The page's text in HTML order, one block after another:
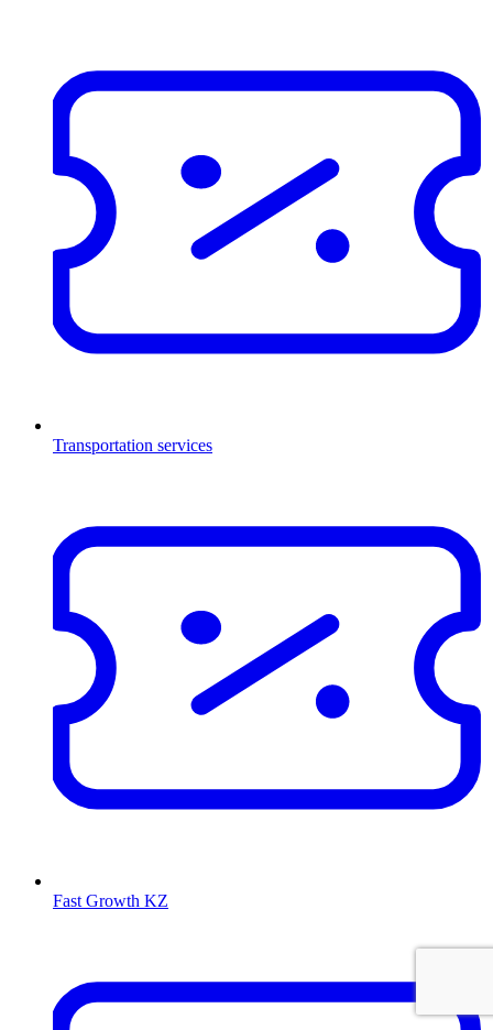
Transportation services
Fast Growth KZ